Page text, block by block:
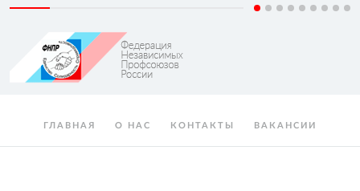
ГЛАВНАЯ О НАС КОНТАКТЫ ВАКАНСИИ